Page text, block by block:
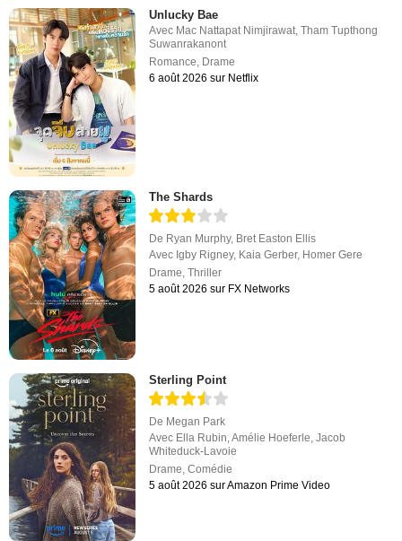
Unlucky Bae
Avec Mac Nattapat Nimjirawat,Tham Tupthong
Suwanrakanont
Romance, Drame
6 août 2026 sur Netflix
The Shards
De Ryan Murphy, Bret Easton Ellis
Avec Igby Rigney, Kaia Gerber, Homer Gere
Drame,Thriller
5 août 2026 sur FX Networks
Sterling Point
De Megan Park
Avec Ella Rubin ,Amélie Hoeferle ,Jacob
Whiteduck-Lavoie
Drame ,Comédie
5 août 2026 sur Amazon Prime Video